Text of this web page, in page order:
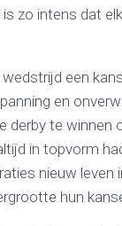
zo intens dat
een
en
derby te winnen
in topvorm
nieuw leven
hun